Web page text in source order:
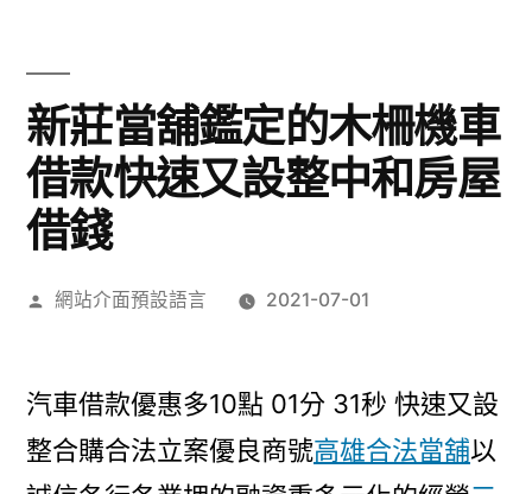
新莊當舖鑑定的木柵機車
借款快速又設整中和房屋
借錢
作
網站介面預設語言 2021-07-01
汽車借款優惠多10點 01分 31秒 快速又設
整合購合法立案優良商號高雄合法當舖以